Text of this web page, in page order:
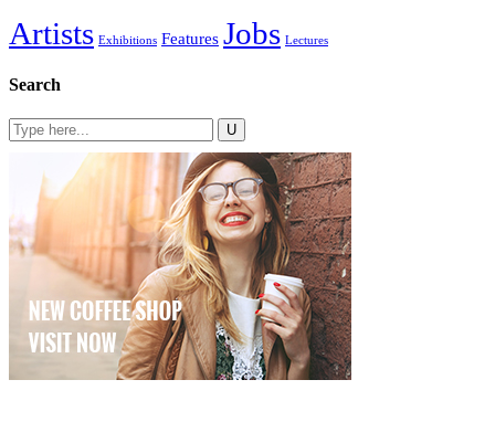
Artists Exhibitions Features Jobs Lectures
Search